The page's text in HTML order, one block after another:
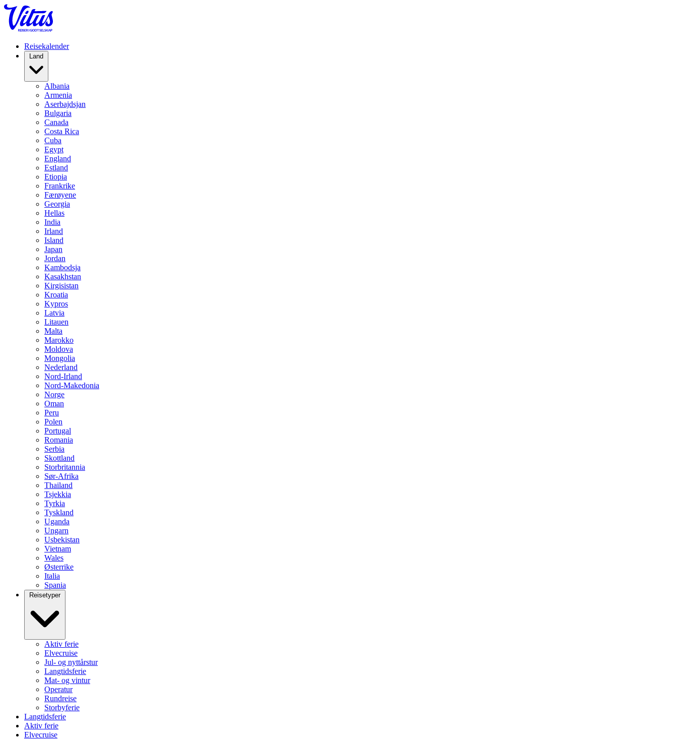
Reisekalender
Albania
Armenia
Aserbajdsjan
Bulgaria
Canada
Costa Rica
Cuba
Egypt
England
Estland
Etiopia
Frankrike
Færøyene
Georgia
Hellas
India
Irland
Island
Japan
Jordan
Kambodsja
Kasakhstan
Kirgisistan
Kroatia
Kypros
Latvia
Litauen
Malta
Marokko
Moldova
Mongolia
Nederland
Nord-Irland
Nord-Makedonia
Norge
Oman
Peru
Polen
Portugal
Romania
Serbia
Skottland
Storbritannia
Sør-Afrika
Thailand
Tsjekkia
Tyrkia
Tyskland
Uganda
Ungarn
Usbekistan
Vietnam
Wales
Østerrike
Italia
Spania
Reisetyper
Aktiv ferie
Elvecruise
Jul- og nyttårstur
Langtidsferie
Mat- og vintur
Operatur
Rundreise
Storbyferie
Langtidsferie
Aktiv ferie
Elvecruise